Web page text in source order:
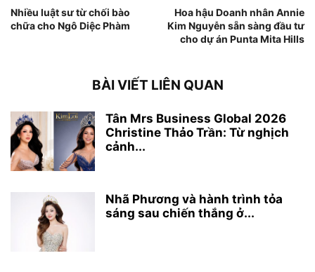
Nhiều luật sư từ chối bào
chữa cho Ngô Diệc Phàm
Hoa hậu Doanh nhân Annie
Kim Nguyễn sẵn sàng đầu tư
cho dự án Punta Mita Hills
BÀI VIẾT LIÊN QUAN
Tân Mrs Business Global 2026
Christine Thảo Trần: Từ nghịch
cảnh...
Nhã Phương và hành trình tỏa
sáng sau chiến thắng ở...